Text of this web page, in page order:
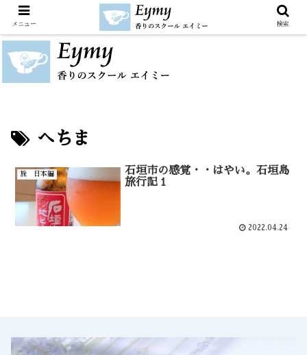
へちま
旅 日本編
石垣市の感覚・・はやい。石垣島
旅行記１
2022.04.24
メニュー 検索